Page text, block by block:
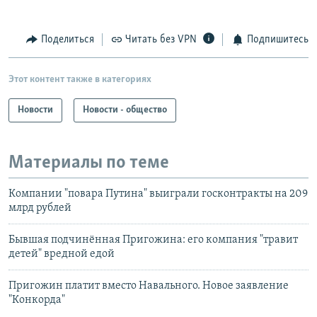
Поделиться Читать без VPN Подпишитесь
Этот контент также в категориях
Новости Новости - общество
Материалы по теме
Компании "повара Путина" выиграли госконтракты на 209
млрд рублей
Бывшая подчинённая Пригожина: его компания "травит
детей" вредной едой
Пригожин платит вместо Навального. Новое заявление
"Конкорда"